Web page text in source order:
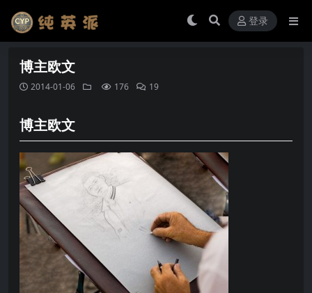
登录
博主欧文
2014-01-06 176 19
博主欧文